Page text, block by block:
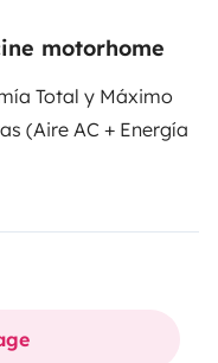
motorhome
Total y Máximo
(Aire AC + Energía
quieras sin
Mi Adria Coral
ofrecerte una
única en